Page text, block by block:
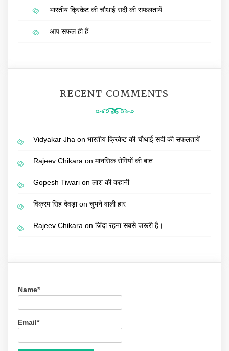
भारतीय क्रिकेट की चौथाई सदी की सफलतायें
आप सफल ही हैं
RECENT COMMENTS
Vidyakar Jha on भारतीय क्रिकेट की चौथाई सदी की सफलतायें
Rajeev Chikara on मानसिक रोगियों की बात
Gopesh Tiwari on लाश की कहानी
विक्रम सिंह देवड़ाon चुभने वाली हार
Rajeev Chikara on जिंदा रहना सबसे जरूरी है।
Name*
Email*